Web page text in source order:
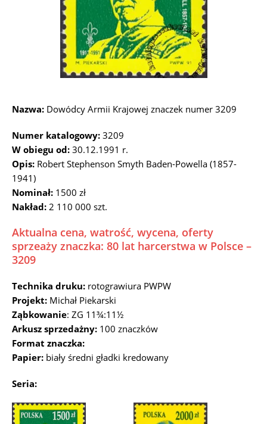
Nazwa: Dowódcy Armii Krajowej znaczek numer 3209
Numer katalogowy: 3209
W obiegu od: 30.12.1991 r.
Opis: Robert Stephenson Smyth Baden-Powella (1857-
1941)
Nominał: 1500 zł
Nakład: 2 110 000 szt.
Aktualna cena, watrość, wycena, oferty
sprzeaży znaczka: 80 lat harcerstwa w Polsce –
3209
Technika druku: rotograwiura PWPW
Projekt: Michał Piekarski
Ząbkowanie: ZG 11¾:11½
Arkusz sprzedażny: 100 znaczków
Format znaczka:
Papier: biały średni gładki kredowany
Seria: